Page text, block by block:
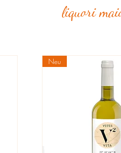
liquori
Neu